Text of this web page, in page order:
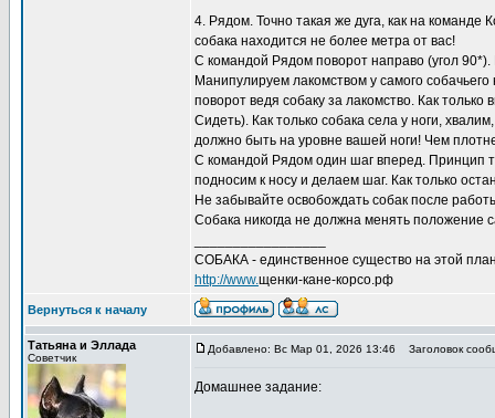
4. Рядом. Точно такая же дуга, как на команде
собака находится не более метра от вас!
С командой Рядом поворот направо (угол 90*).
Манипулируем лакомством у самого
поворот ведя собаку за лакомство. Как
Сидеть). Как только собака села у ноги,
должно быть на уровне вашей ноги! Чем
С командой Рядом один шаг вперед. Принцип
подносим к носу и делаем шаг. Как только
Не забывайте освобождать собак после
Собака никогда не должна менять положение
СОБАКА - единственное существо на этой
http://www.щенки-кане-корсо.рф
Вернуться к началу
Татьяна и Эллада
Советчик
Добавлено: Вс Мар 01, 2026 13:46 Заголовок
Домашнее задание: